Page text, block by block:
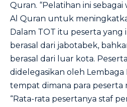
Quran. “Pelatihan ini
Al Quran untuk
Dalam TOT itu peserta yang
berasal dari jabotabek,
berasal dari luar kota.
didelegasikan oleh Lembaga
tempat dimana para peserta
“Rata-rata pesertanya staf